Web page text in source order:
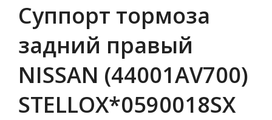
Суппорт тормоза
задний правый
NISSAN (44001AV700)
STELLOX*0590018SX